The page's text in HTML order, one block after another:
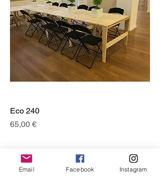
Eco 240
Prix
65,00 €
Email Facebook Instagram